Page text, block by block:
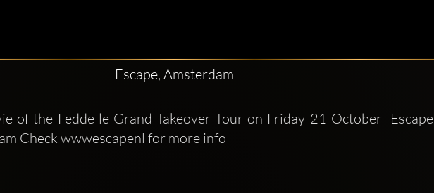
Escape, Amsterdam
of the Fedde le Grand Takeover Tour on Friday 21 October  Escape
Check wwwescapenl for more info